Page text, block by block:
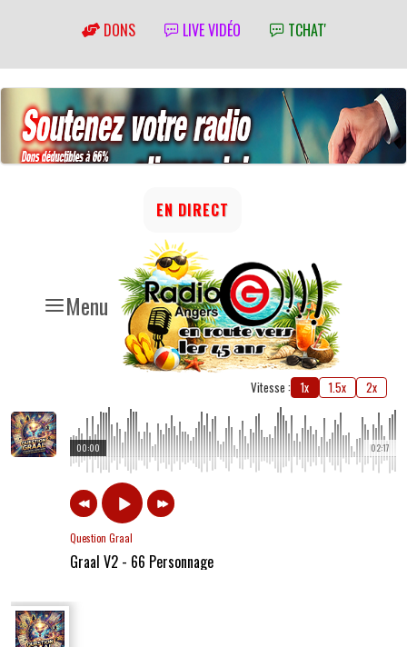
DONS LIVE VIDÉO TCHAT'
Menu
EN DIRECT
Vitesse : 1x 1.5x 2x
02:17
00:00
Question Graal
Graal V2 - 66 Personnage